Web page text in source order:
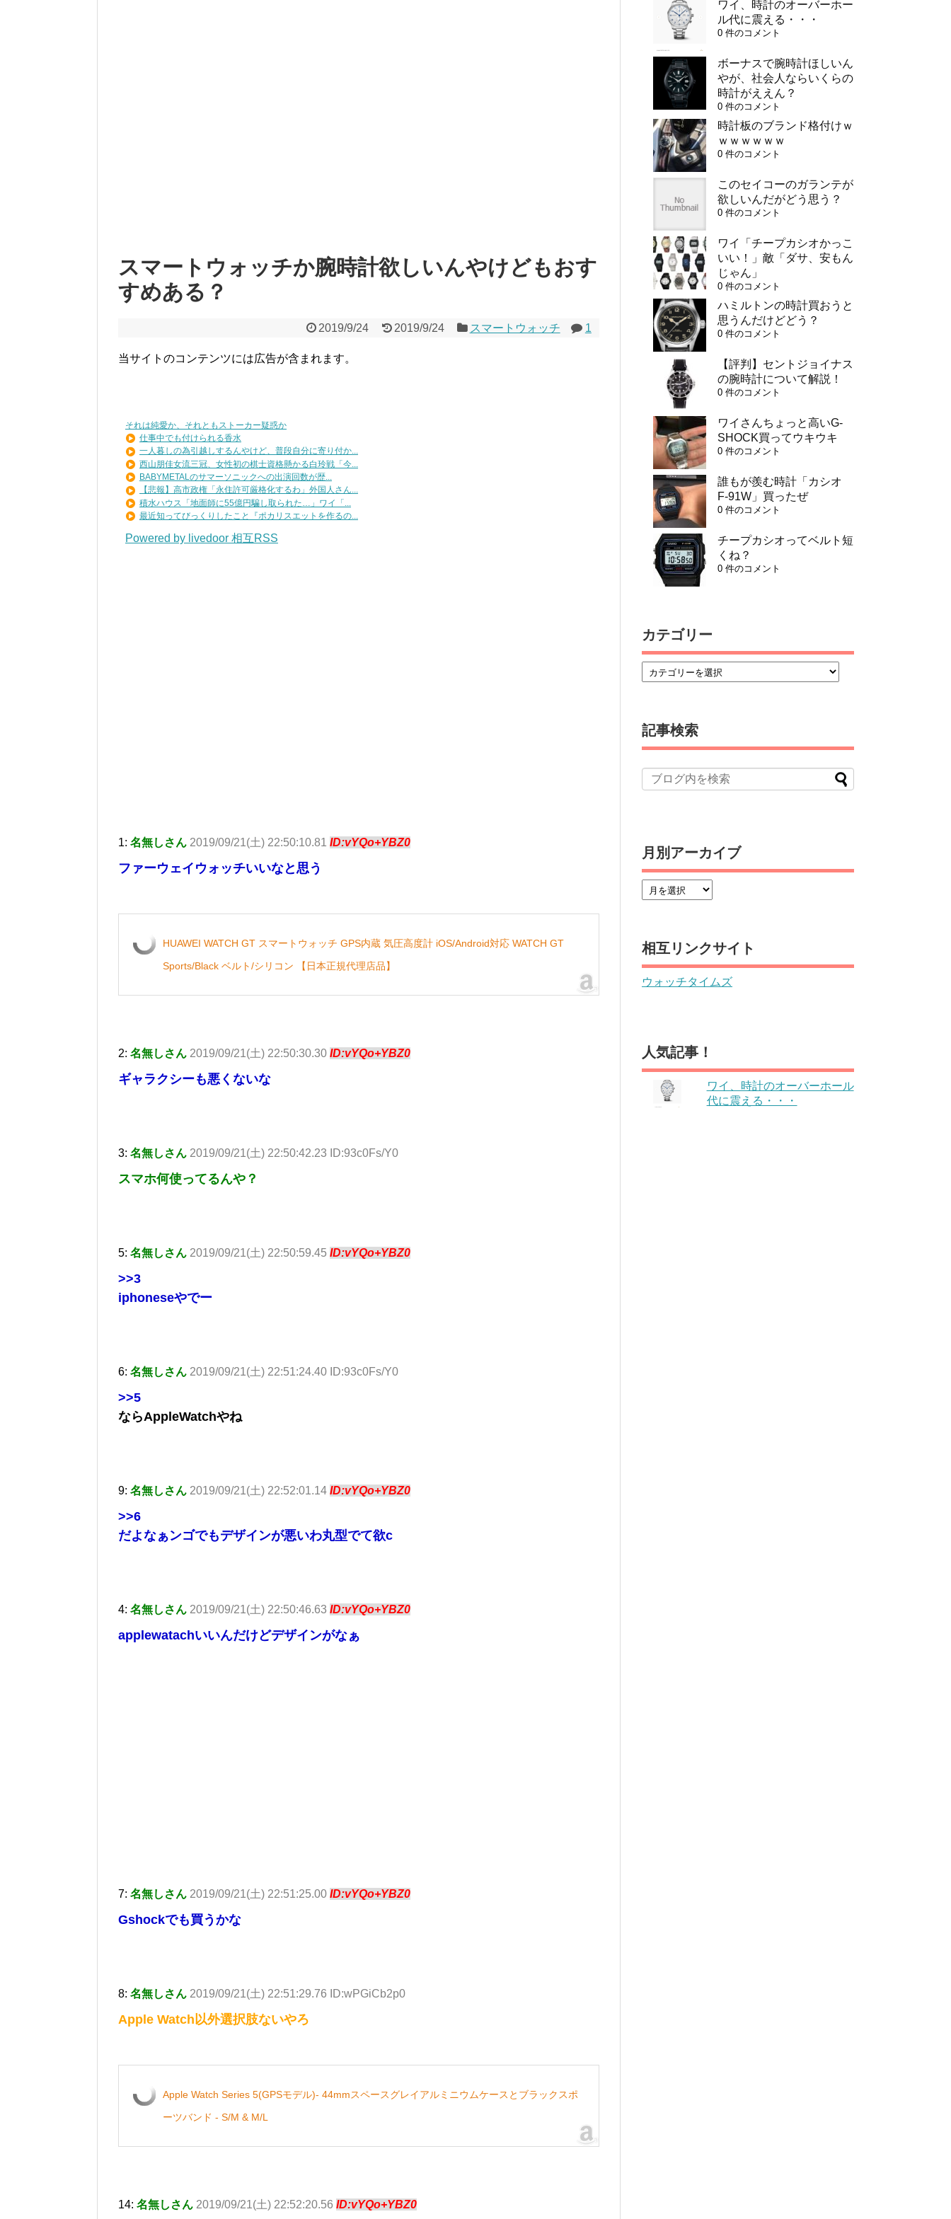
スマートウォッチか腕時計欲しいんやけどもおす
すめある？
2019/9/24 2019/9/24 スマートウォッチ 1
当サイトのコンテンツには広告が含まれます。
それは純愛か、それともストーカー疑惑か
仕事中でも付けられる香水
一人暮しの為引越しするんやけど、普段自分に寄り付か...
西山朋佳女流三冠、女性初の棋士資格懸かる白玲戦「今...
BABYMETALのサマーソニックへの出演回数が歴...
【悲報】高市政権「永住許可厳格化するわ」外国人さん...
積水ハウス「地面師に55億円騙し取られた…」ワイ「...
最近知ってびっくりしたこと『ポカリスエットを作るの...
Powered by livedoor 相互RSS
1: 名無しさん 2019/09/21(土) 22:50:10.81 ID:vYQo+YBZ0
ファーウェイウォッチいいなと思う
HUAWEI WATCH GT スマートウォッチ GPS内蔵 気圧高度計 iOS/Android対応 WATCH GT
Sports/Black ベルト/シリコン 【日本正規代理店品】
2: 名無しさん 2019/09/21(土) 22:50:30.30 ID:vYQo+YBZ0
ギャラクシーも悪くないな
3: 名無しさん 2019/09/21(土) 22:50:42.23 ID:93c0Fs/Y0
スマホ何使ってるんや？
5: 名無しさん 2019/09/21(土) 22:50:59.45 ID:vYQo+YBZ0
>>3
iphoneseやでー
6: 名無しさん 2019/09/21(土) 22:51:24.40 ID:93c0Fs/Y0
>>5
ならAppleWatchやね
9: 名無しさん 2019/09/21(土) 22:52:01.14 ID:vYQo+YBZ0
>>6
だよなぁンゴでもデザインが悪いわ丸型でて欲c
4: 名無しさん 2019/09/21(土) 22:50:46.63 ID:vYQo+YBZ0
applewatachいいんだけどデザインがなぁ
7: 名無しさん 2019/09/21(土) 22:51:25.00 ID:vYQo+YBZ0
Gshockでも買うかな
8: 名無しさん 2019/09/21(土) 22:51:29.76 ID:wPGiCb2p0
Apple Watch以外選択肢ないやろ
Apple Watch Series 5(GPSモデル)- 44mmスペースグレイアルミニウムケースとブラックスポ
ーツバンド - S/M & M/L
14: 名無しさん 2019/09/21(土) 22:52:20.56 ID:vYQo+YBZ0
ワイ、時計のオーバーホー
ル代に震える・・・
0 件のコメント
ボーナスで腕時計ほしいん
やが、社会人ならいくらの
時計がええん？
0 件のコメント
時計板のブランド格付けｗ
ｗｗｗｗｗｗ
0 件のコメント
このセイコーのガランテが
欲しいんだがどう思う？
0 件のコメント
ワイ「チープカシオかっこ
いい！」敵「ダサ、安もん
じゃん」
0 件のコメント
ハミルトンの時計買おうと
思うんだけどどう？
0 件のコメント
【評判】セントジョイナス
の腕時計について解説！
0 件のコメント
ワイさんちょっと高いG-
SHOCK買ってウキウキ
0 件のコメント
誰もが羨む時計「カシオ
F-91W」買ったぜ
0 件のコメント
チープカシオってベルト短
くね？
0 件のコメント
カテゴリー
記事検索
月別アーカイブ
相互リンクサイト
ウォッチタイムズ
人気記事！
ワイ、時計のオーバーホール
代に震える・・・